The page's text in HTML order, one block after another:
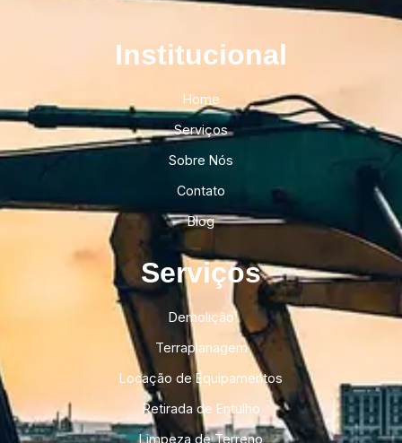
Institucional​
Home
Serviços
Sobre Nós
Contato
Blog
Serviços
Demolição
Terraplanagem
Locação de Equipamentos
Retirada de Entulho
Limpeza de Terreno